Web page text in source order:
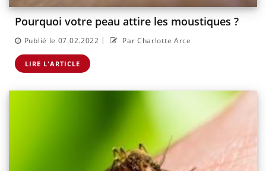
Pourquoi votre peau attire les moustiques ?
Publié le 07.02.2022 | Par Charlotte Arce
LIRE L'ARTICLE